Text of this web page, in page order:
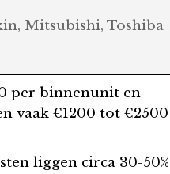
Mitsubishi, Toshiba
per binnenunit en
vaak €1200 tot €2500
liggen circa 30-50%